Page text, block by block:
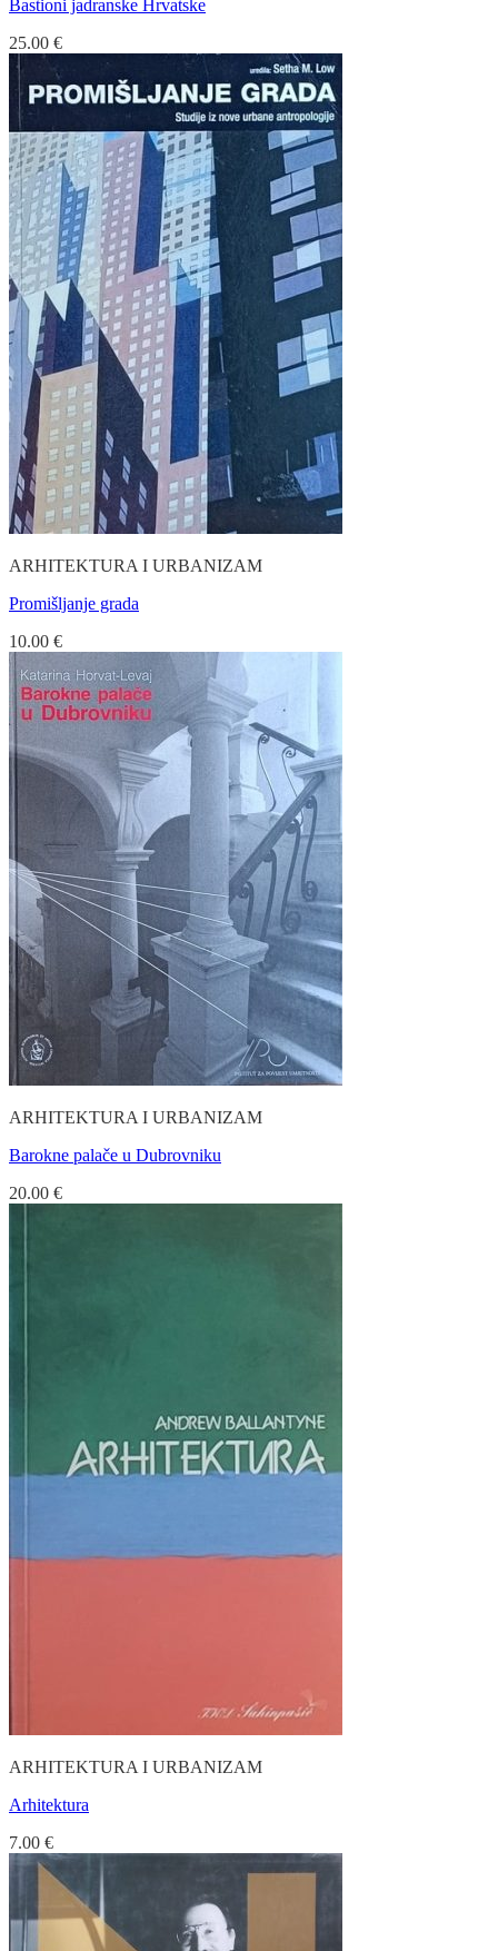
Bastioni jadranske Hrvatske
25.00 €
ARHITEKTURA I URBANIZAM
Promišljanje grada
10.00 €
ARHITEKTURA I URBANIZAM
Barokne palače u Dubrovniku
20.00 €
ARHITEKTURA I URBANIZAM
Arhitektura
7.00 €